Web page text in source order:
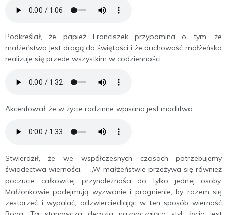
Podkreślał, że papież Franciszek przypomina o tym, że
małżeństwo jest drogą do świętości i że duchowość małżeńska
realizuje się przede wszystkim w codzienności:
Akcentował, że w życie rodzinne wpisana jest modlitwa:
Stwierdził, że we współczesnych czasach potrzebujemy
świadectwa wierności. – „W małżeństwie przeżywa się również
poczucie całkowitej przynależności do tylko jednej osoby.
Małżonkowie podejmują wyzwanie i pragnienie, by razem się
zestarzeć i wypalać, odzwierciedlając w ten sposób wierność